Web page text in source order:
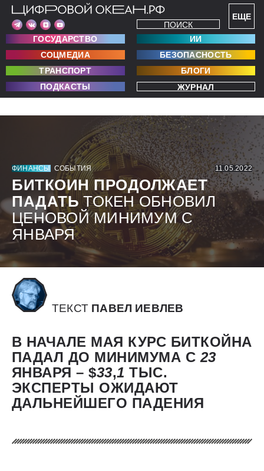
ЕЩЕ
ПОИСК
ГОСУДАРСТВО
ИИ
СОЦМЕДИА
БЕЗОПАСНОСТЬ
ТРАНСПОРТ
БЛОГИ
ПОДКАСТЫ
ЖУРНАЛ
ФИНАНСЫ СОБЫТИЯ 11.05.2022
БИТКОИН ПРОДОЛЖАЕТ
ПАДАТЬ ТОКЕН ОБНОВИЛ
ЦЕНОВОЙ МИНИМУМ С
ЯНВАРЯ
ТЕКСТ ПАВЕЛ ИЕВЛЕВ
В НАЧАЛЕ МАЯ КУРС БИТКОЙНА
ПАДАЛ ДО МИНИМУМА С 23
ЯНВАРЯ – $33,1ТЫС.
ЭКСПЕРТЫ ОЖИДАЮТ
ДАЛЬНЕЙШЕГО ПАДЕНИЯ